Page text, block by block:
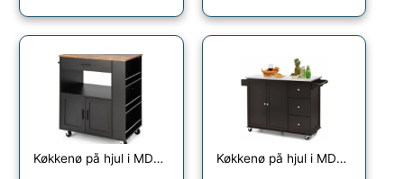
Køkkenø på hjul i MDF H92 x B75 x D46 cm – Sort/Brun Køkkenø på hjul i MDF og rustfri stål H91,5 x B113,5 – 135 x D45,5 cm – Mørkebrun/Stål